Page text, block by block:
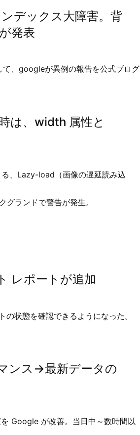
デックス大障害。背
発表
、googleが異例の報告を公式ブログ
は、width 属性と
、Lazy-load（画像の遅延読み込
ランドで警告が発生。
レポートが追加
状態を確認できるようになった。
ンス→最新データの
Google が改善。当日中～数時間以